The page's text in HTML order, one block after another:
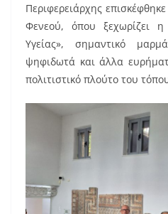
Περιφερειάρχης
Φενεού, όπου ξεχωρίζει
Υγείας», σημαντικό
ψηφιδωτά και άλλα
πολιτιστικό πλούτο του